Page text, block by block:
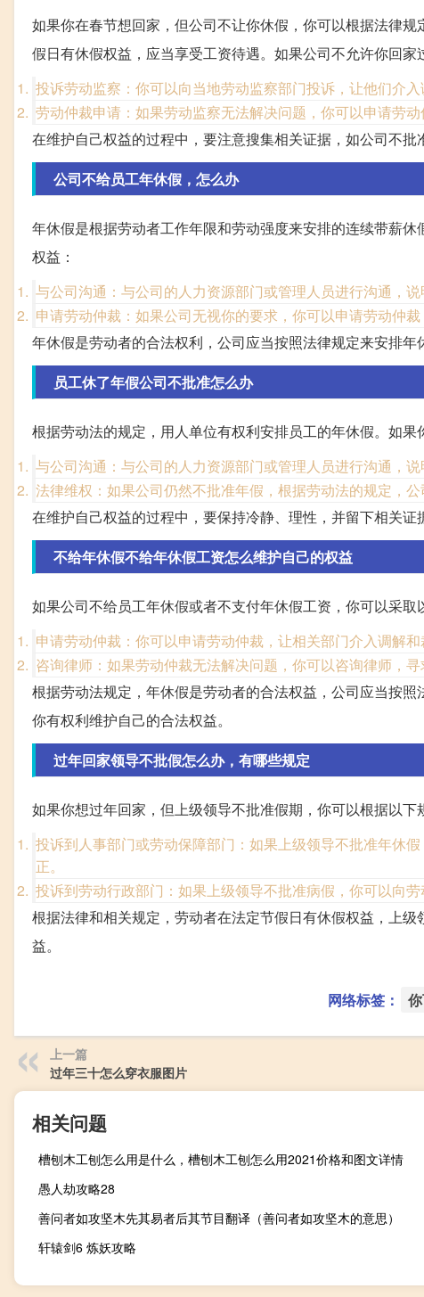
如果你在春节想回家，但公司不让你休假，你可以根据法律
假日有休假权益，应当享受工资待遇。如果公司不允许你回家
投诉劳动监察：你可以向当地劳动监察部门投诉，让他们介入
劳动仲裁申请：如果劳动监察无法解决问题，你可以申请劳动
在维护自己权益的过程中，要注意搜集相关证据，如公司不批
公司不给员工年休假，怎么办
年休假是根据劳动者工作年限和劳动强度来安排的连续带薪
权益：
与公司沟通：与公司的人力资源部门或管理人员进行沟通，
申请劳动仲裁：如果公司无视你的要求，你可以申请劳动仲裁
年休假是劳动者的合法权利，公司应当按照法律规定来安排
员工休了年假公司不批准怎么办
根据劳动法的规定，用人单位有权利安排员工的年休假。如
与公司沟通：与公司的人力资源部门或管理人员进行沟通，
法律维权：如果公司仍然不批准年假，根据劳动法的规定，
在维护自己权益的过程中，要保持冷静、理性，并留下相关证
不给年休假不给年休假工资怎么维护自己的权益
如果公司不给员工年休假或者不支付年休假工资，你可以采取
申请劳动仲裁：你可以申请劳动仲裁，让相关部门介入调解和
咨询律师：如果劳动仲裁无法解决问题，你可以咨询律师，寻
根据劳动法规定，年休假是劳动者的合法权益，公司应当按
你有权利维护自己的合法权益。
过年回家领导不批假怎么办，有哪些规定
如果你想过年回家，但上级领导不批准假期，你可以根据以下
投诉到人事部门或劳动保障部门：如果上级领导不批准年休
正。
投诉到劳动行政部门：如果上级领导不批准病假，你可以向
根据法律和相关规定，劳动者在法定节假日有休假权益，上
益。
网络标签：
上一篇
过年三十怎么穿衣服图片
相关问题
槽刨木工刨怎么用是什么，槽刨木工刨怎么用2021价格和图文详情
愚人劫攻略28
善问者如攻坚木先其易者后其节目翻译（善问者如攻坚木的意思）
轩辕剑6 炼妖攻略